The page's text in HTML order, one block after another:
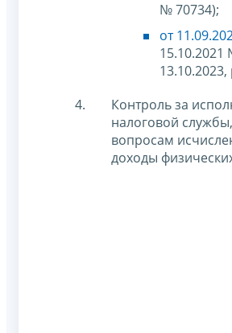
№ 70734);
от
15.10.2021
Контроль за
налоговой
вопросам
доходы